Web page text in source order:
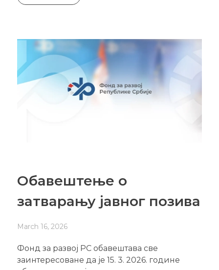
Обавештење о
затварању јавног позива
March 16, 2026
Фонд за развој РС обавештава све
заинтересоване да је 15. 3. 2026. године